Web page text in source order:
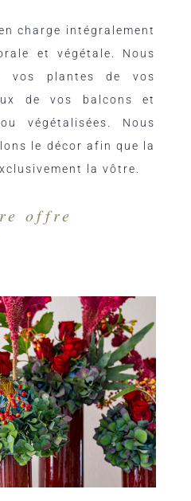
charge intégralement
et végétale. Nous
vos plantes de vos
de vos balcons et
végétalisées. Nous
le décor afin que la
la vôtre.
offre